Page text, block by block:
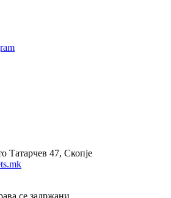
Татарчев 47, Скопје
се задржани.